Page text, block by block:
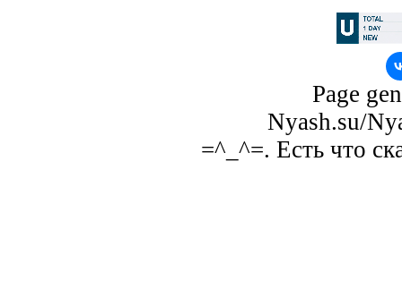
Page
Nyash.su/
=^_^=. Есть что